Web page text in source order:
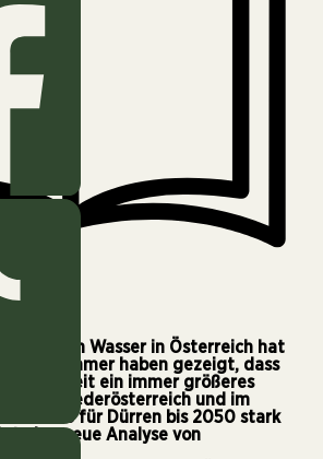
Wasser in Österreich hat
Sommer haben gezeigt, dass
ein immer größeres
in Niederösterreich und im
Risiko für Dürren bis 2050 stark
eine neue Analyse von